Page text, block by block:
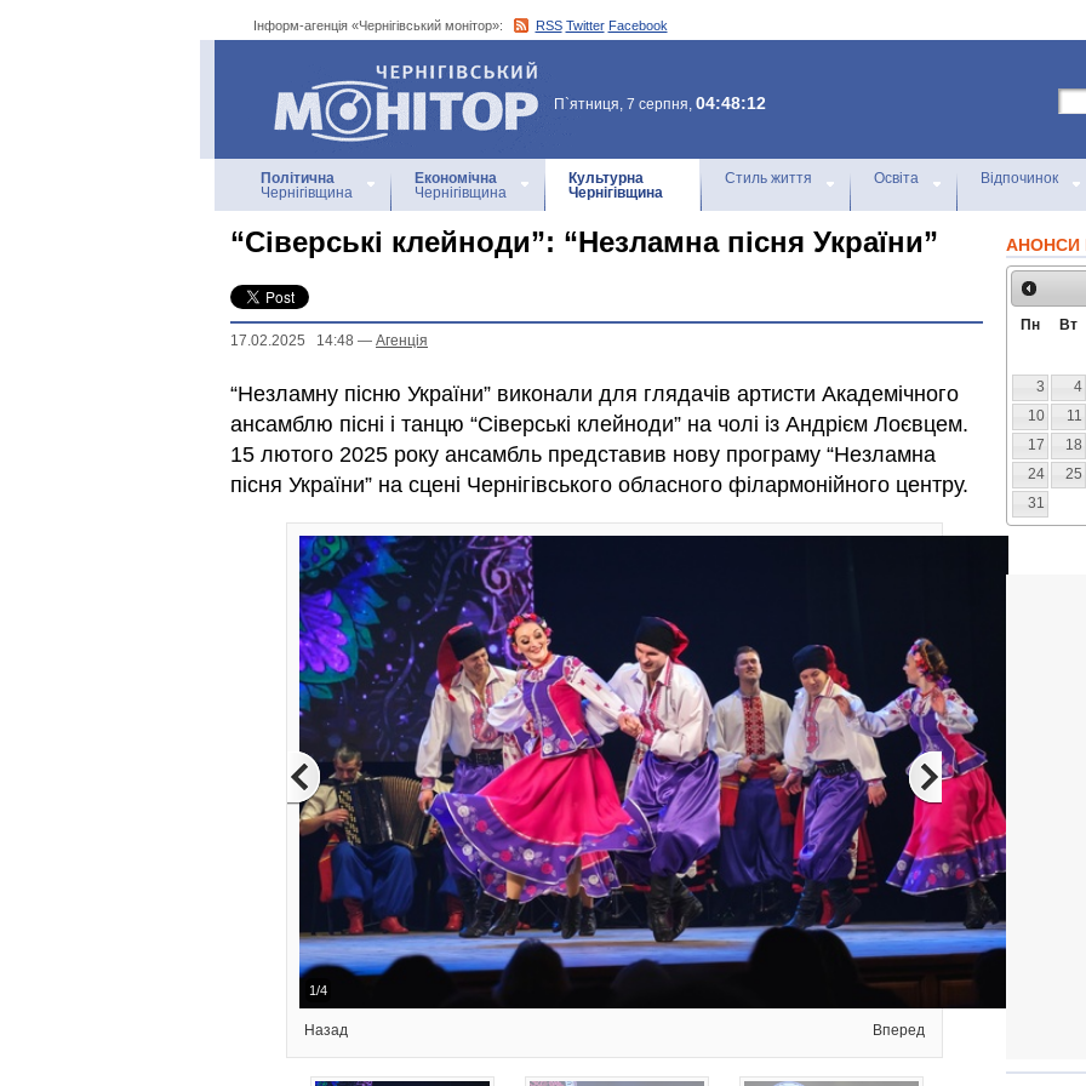
Інформ-агенція «Чернігівський монітор»: RSS Twitter Facebook
Інформ-агенція
«Чернігівський монітор»
П`ятниця, 7 серпня, 04:48:12
Політична
Чернігівщина
Економічна
Чернігівщина
Культурна
Чернігівщина
Стиль життя Освіта Відпочинок
“Сіверські клейноди”: “Незламна пісня України”
17.02.2025 14:48 — Агенцiя
“Незламну пісню України” виконали для глядачів артисти Академічного
ансамблю пісні і танцю “Сіверські клейноди” на чолі із Андрієм Лоєвцем.
15 лютого 2025 року ансамбль представив нову програму “Незламна
пісня України” на сцені Чернігівського обласного філармонійного центру.
1/4
Назад Вперед
АНОНСИ
Пн Вт
3
4
10
11
17
18
24
25
31